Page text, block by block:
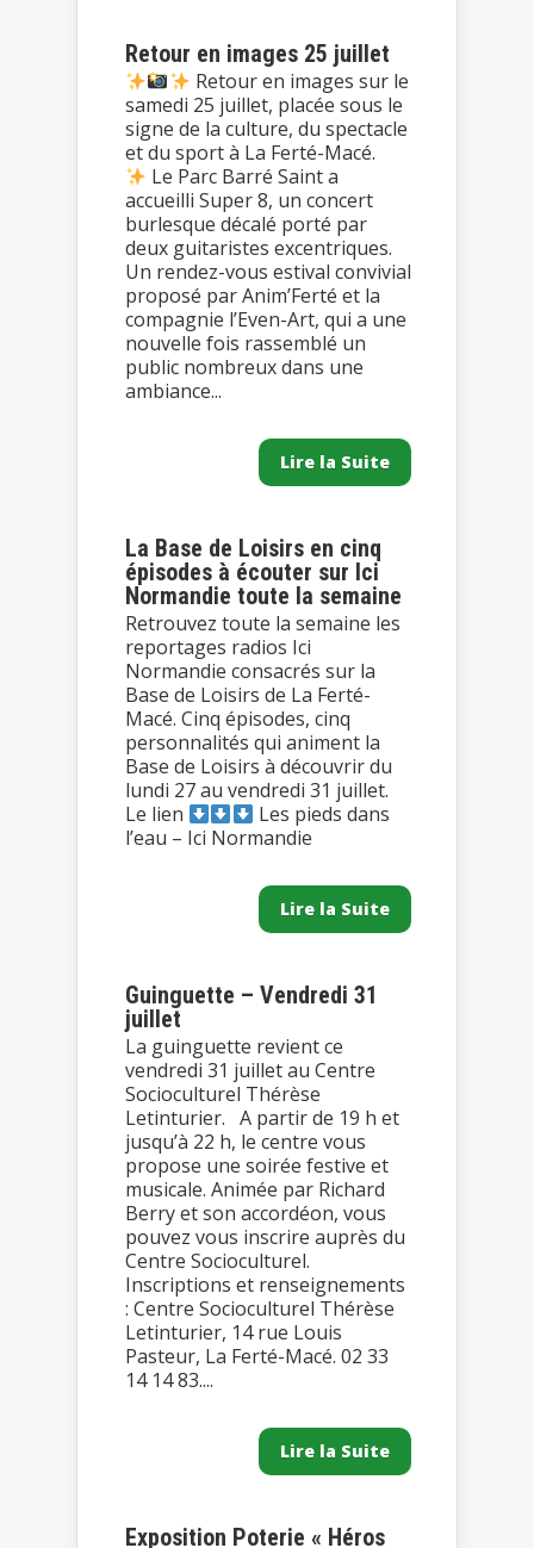
Retour en images 25 juillet
Retour en images sur le
samedi 25 juillet, placée sous le
signe de la culture, du spectacle
et du sport à La Ferté-Macé.
Le Parc Barré Saint a
accueilli Super 8, un concert
burlesque décalé porté par
deux guitaristes excentriques.
Un rendez-vous estival convivial
proposé par Anim’Ferté et la
compagnie l’Even-Art, qui a une
nouvelle fois rassemblé un
public nombreux dans une
ambiance...
Lire la Suite
La Base de Loisirs en cinq
épisodes à écouter sur Ici
Normandie toute la semaine
Retrouvez toute la semaine les
reportages radios Ici
Normandie consacrés sur la
Base de Loisirs de La Ferté-
Macé. Cinq épisodes, cinq
personnalités qui animent la
Base de Loisirs à découvrir du
lundi 27 au vendredi 31 juillet.
Le lien
Les pieds dans
l’eau – Ici Normandie
Lire la Suite
Guinguette – Vendredi 31
juillet
La guinguette revient ce
vendredi 31 juillet au Centre
Socioculturel Thérèse
Letinturier. A partir de 19 h et
jusqu’à 22 h, le centre vous
propose une soirée festive et
musicale. Animée par Richard
Berry et son accordéon, vous
pouvez vous inscrire auprès du
Centre Socioculturel.
Inscriptions et renseignements
: Centre Socioculturel Thérèse
Letinturier, 14 rue Louis
Pasteur, La Ferté-Macé. 02 33
14 14 83....
Lire la Suite
Exposition Poterie « Héros